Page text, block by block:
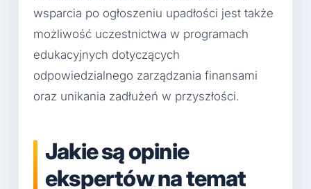
wsparcia po ogłoszeniu upadłości jest także
możliwość uczestnictwa w programach
edukacyjnych dotyczących
odpowiedzialnego zarządzania finansami
oraz unikania zadłużeń w przyszłości.
Jakie są opinie
ekspertów na temat